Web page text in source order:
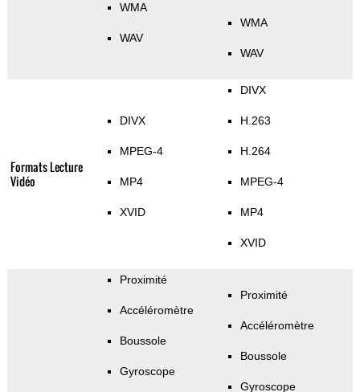
WMA
WAV
WMA
WAV
Formats Lecture
Vidéo
DIVX
MPEG-4
MP4
XVID
DIVX
H.263
H.264
MPEG-4
MP4
XVID
Proximité
Accéléromètre
Boussole
Gyroscope
Proximité
Accéléromètre
Boussole
Gyroscope